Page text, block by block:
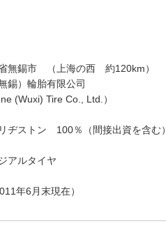
無錫市 （上海の西 約120km）
錫）輪胎有限公司
(Wuxi) Tire Co., Ltd.）
ヂストン 100％（間接出資を含む）
アルタイヤ
年6月末現在）